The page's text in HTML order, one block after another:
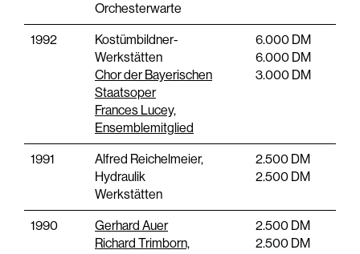
Orchesterwarte
1992
Kostümbildner-
Werkstätten
Chor der Bayerischen
Staatsoper
Frances Lucey,
Ensemblemitglied
6.000 DM
6.000 DM
3.000 DM
1991
Alfred Reichelmeier,
Hydraulik
Werkstätten
2.500 DM
2.500 DM
1990
Gerhard Auer
Richard Trimborn,
2.500 DM
2.500 DM